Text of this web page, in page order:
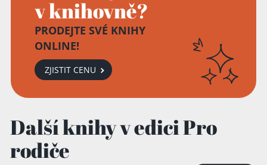
v knihovně?
PRODEJTE SVÉ KNIHY
ONLINE!
ZJISTIT CENU
Další knihy v edici Pro
rodiče
Přidáno do košíku!